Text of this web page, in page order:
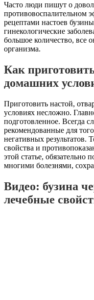
Часто люди пишут о
противовоспалительном
рецептами настоев
гинекологические
большое количество, все
организма.
Как
домашних
Приготовить настой,
условиях несложно.
подготовленное. Всегда
рекомендованные для
негативных результатов.
свойства и
этой статье, обязательно
многими болезнями,
Видео: бузина
лечебные